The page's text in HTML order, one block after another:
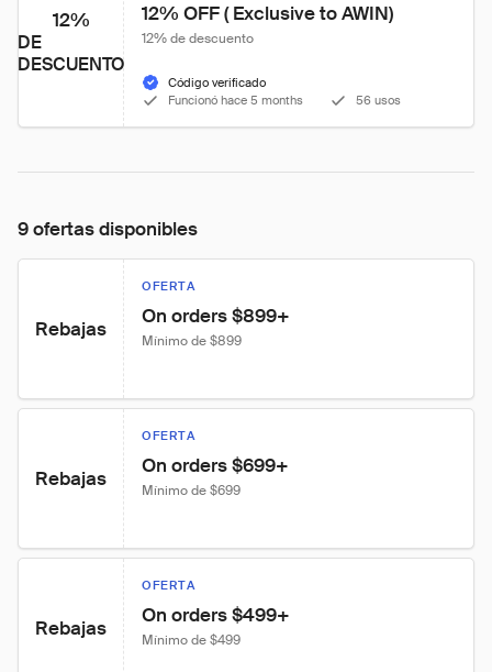
12%
DE
DESCUENTO
12% OFF ( Exclusive to AWIN)
12% de descuento
Código verificado
Funcionó hace 5 months
56 usos
9 ofertas disponibles
Rebajas
OFERTA
On orders $899+
Mínimo de $899
Rebajas
OFERTA
On orders $699+
Mínimo de $699
Rebajas
OFERTA
On orders $499+
Mínimo de $499